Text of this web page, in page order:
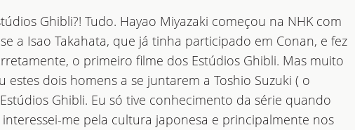
Ghibli?! Tudo. Hayao Miyazaki começou na NHK com
a Isao Takahata, que já tinha participado em Conan, e fez
o primeiro filme dos Estúdios Ghibli. Mas muito
dois homens a se juntarem a Toshio Suzuki ( o
Ghibli. Eu só tive conhecimento da série quando
me pela cultura japonesa e principalmente nos